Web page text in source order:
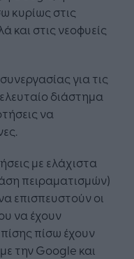
κυρίως στις
και στις νεοφυείς
για τις
διάστημα
να
με ελάχιστα
πειραματισμών)
επισπευστούν οι
να έχουν
πίσω έχουν
την Google και